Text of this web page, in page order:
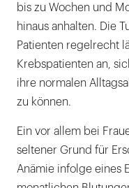
bis zu Wochen und
hinaus anhalten. Die
Patienten regelrecht
Krebspatienten an,
ihre normalen
zu können.
Ein vor allem bei
seltener Grund für
Anämie infolge eines